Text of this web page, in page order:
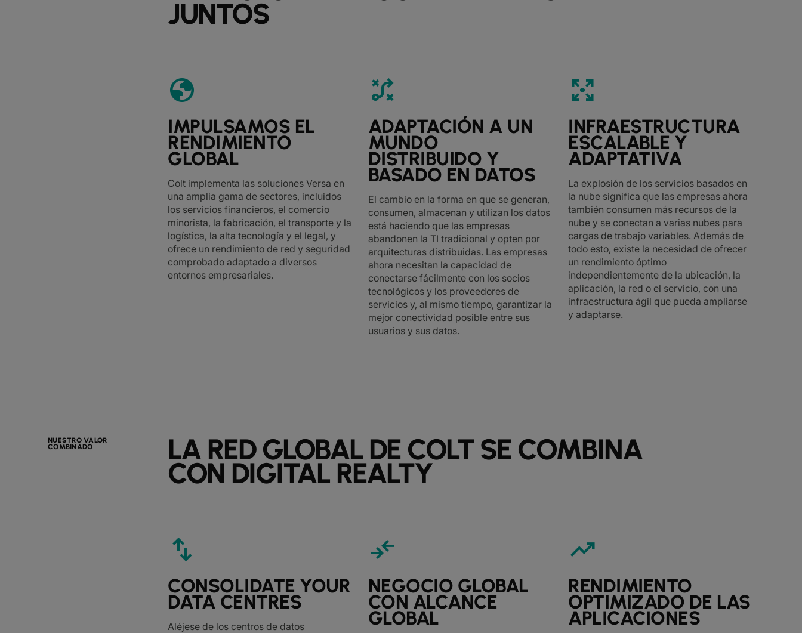
JUNTOS
globe
IMPULSAMOS EL
RENDIMIENTO
GLOBAL
Colt implementa las soluciones Versa en
una amplia gama de sectores, incluidos
los servicios financieros, el comercio
minorista, la fabricación, el transporte y la
logística, la alta tecnología y el legal, y
ofrece un rendimiento de red y seguridad
comprobado adaptado a diversos
entornos empresariales.
tactic
ADAPTACIÓN A UN
MUNDO
DISTRIBUIDO Y
BASADO EN DATOS
El cambio en la forma en que se generan,
consumen, almacenan y utilizan los datos
está haciendo que las empresas
abandonen la TI tradicional y opten por
arquitecturas distribuidas. Las empresas
ahora necesitan la capacidad de
conectarse fácilmente con los socios
tecnológicos y los proveedores de
servicios y, al mismo tiempo, garantizar la
mejor conectividad posible entre sus
usuarios y sus datos.
arrows_output
INFRAESTRUCTURA
ESCALABLE Y
ADAPTATIVA
La explosión de los servicios basados en
la nube significa que las empresas ahora
también consumen más recursos de la
nube y se conectan a varias nubes para
cargas de trabajo variables. Además de
todo esto, existe la necesidad de ofrecer
un rendimiento óptimo
independientemente de la ubicación, la
aplicación, la red o el servicio, con una
infraestructura ágil que pueda ampliarse
y adaptarse.
NUESTRO VALOR
COMBINADO LA RED GLOBAL DE COLT SE COMBINA
CON DIGITAL REALTY
swap_vert
CONSOLIDATE YOUR
DATA CENTRES
Aléjese de los centros de datos
compare_arrows
NEGOCIO GLOBAL
CON ALCANCE
GLOBAL
trending_up
RENDIMIENTO
OPTIMIZADO DE LAS
APLICACIONES